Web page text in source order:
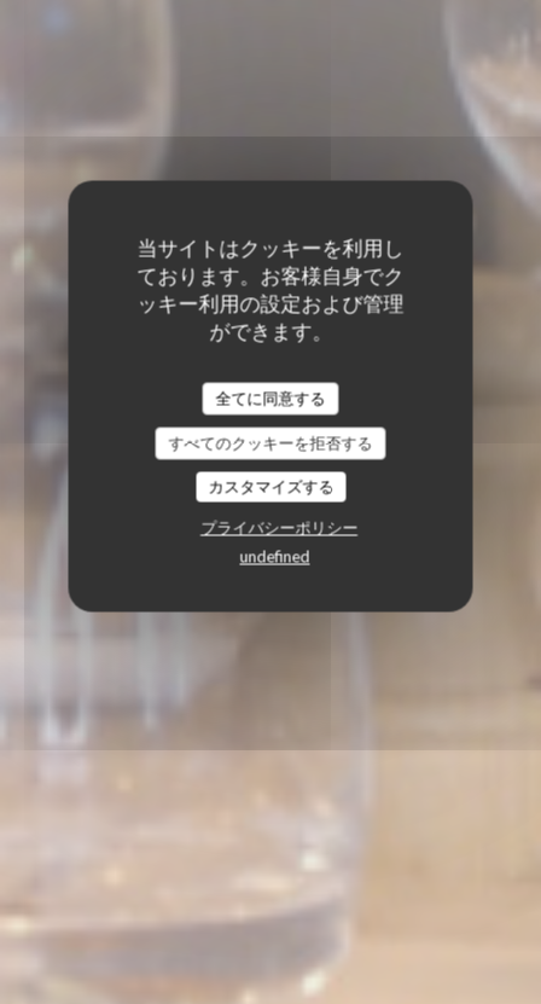
当サイトはクッキーを利用し
ております。お客様自身でク
ッキー利用の設定および管理
ができます。
全てに同意する
すべてのクッキーを拒否する
カスタマイズする
プライバシーポリシー
undefined